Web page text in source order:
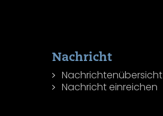
Nachricht
Nachrichtenübersicht
Nachricht einreichen